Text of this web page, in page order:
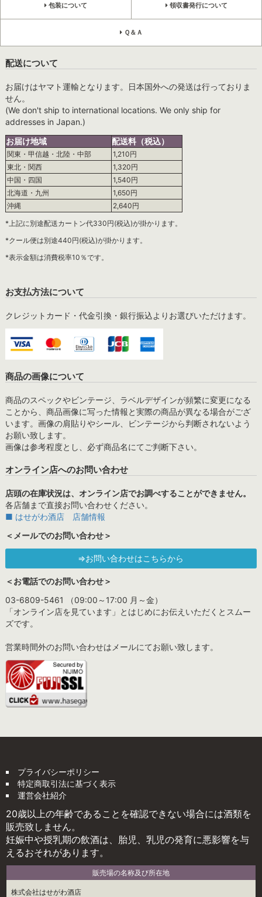
包装について 領収書発行について
Ｑ＆Ａ
配送について
お届けはヤマト運輸となります。日本国外への発送は行っておりま
せん。
(We don't ship to international locations. We only ship for
addresses in Japan.)
お届け地域
配送料（税込）
関東・甲信越・北陸・中部
1,210円
東北・関西
1,320円
中国・四国
1,540円
北海道・九州
1,650円
沖縄
2,640円
*上記に別途配送カートン代330円(税込)が掛かります。
*クール便は別途440円(税込)が掛かります。
*表示金額は消費税率10％です。
お支払方法について
クレジットカード・代金引換・銀行振込よりお選びいただけます。
商品の画像について
商品のスペックやビンテージ、ラベルデザインが頻繁に変更になる
ことから、商品画像に写った情報と実際の商品が異なる場合がござ
います。画像の肩貼りやシール、ビンテージから判断されないよう
お願い致します。
画像は参考程度とし、必ず商品名にてご判断下さい。
オンライン店へのお問い合わせ
店頭の在庫状況は、オンライン店でお調べすることができません。
各店舗まで直接お問い合わせください。
■ はせがわ酒店 店舗情報
＜メールでのお問い合わせ＞
⇒お問い合わせはこちらから
＜お電話でのお問い合わせ＞
03-6809-5461 （09:00～17:00 月～金）
「オンライン店を見ています」とはじめにお伝えいただくとスムー
ズです。
営業時間外のお問い合わせはメールにてお願い致します。
プライバシーポリシー
特定商取引法に基づく表示
運営会社紹介
20歳以上の年齢であることを確認できない場合には酒類を
販売致しません。
妊娠中や授乳期の飲酒は、胎児、乳児の発育に悪影響を与
えるおそれがあります。
販売場の名称及び所在地
株式会社はせがわ酒店